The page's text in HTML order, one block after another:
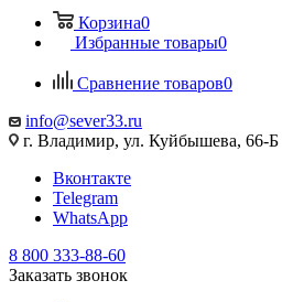
Корзина0
Избранные товары0
Сравнение товаров0
info@sever33.ru
г. Владимир, ул. Куйбышева, 66-Б
Вконтакте
Telegram
WhatsApp
8 800 333-88-60
Заказать звонок